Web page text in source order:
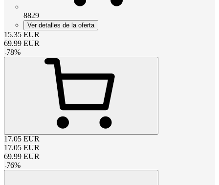
8829
Ver detalles de la oferta
15.35 EUR
69.99 EUR
-78%
17.05 EUR
17.05 EUR
69.99 EUR
-76%